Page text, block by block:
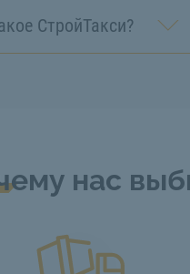
СтройТакси?
нас